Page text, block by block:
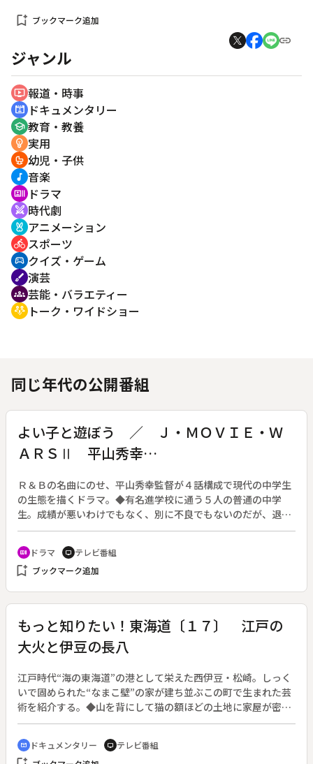
bookmark_add ブックマーク追加
ジャンル
ondemand_video 報道・時事
cinematic_blur ドキュメンタリー
school 教育・教養
emoji_objects 実用
crib 幼児・子供
music_note 音楽
recent_actors ドラマ
swords 時代劇
cruelty_free アニメーション
directions_bike スポーツ
sports_esports クイズ・ゲーム
brush 演芸
groups 芸能・バラエティー
adaptive_audio_mic トーク・ワイドショー
同じ年代の公開番組
よい子と遊ぼう ／ Ｊ・ＭＯＶＩＥ・Ｗ
ＡＲＳⅡ 平山秀幸
Ｒ＆Ｂの名曲にのせ、平山秀幸監督が４話構成で現代の中学生
の生態を描くドラマ。◆有名進学校に通う５人の普通の中学
生。成績が悪いわけでもなく、別に不良でもないのだが、退屈
しのぎに盗みをはたらく。今回の標的はなぜか冷蔵庫。まんま
と盗み出したのだが、必要だったわけでもない、もてあまして
知り合いのライブハウスの店長に売りつけようとするが失敗す
る。その腹いせに店の入口に火をつけて逃げ出すが、途中で一
いにアジトも襲われる。そして彼らは遂に覆面男と全面対決す
るのだった。
recent_actors ドラマ tv テレビ番組
bookmark_add ブックマーク追加
もっと知りたい！東海道〔１７〕 江戸の
大火と伊豆の長八
江戸時代“海の東海道”の港として栄えた西伊豆・松崎。しっく
いで固められた“なまこ壁”の家が建ち並ぶこの町で生まれた芸
術を紹介する。◆山を背にして猫の額ほどの土地に家屋が密集
している松崎は、一度火が出ると強い風にあおられて大災害に
なってしまう。明暦の大火以来、江戸の町もしっくい塗りの家
が多くなっていた。松崎生まれの入江長八は江戸へ出て左官の
cinematic_blur ドキュメンタリー tv テレビ番組